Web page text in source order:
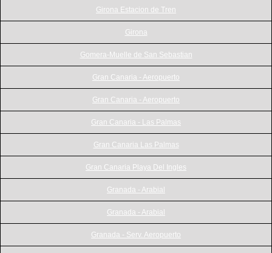
Girona Estacion de Tren
Girona
Gomera-Muelle de San Sebastian
Gran Canaria - Aeropuerto
Gran Canaria - Aeropuerto
Gran Canaria - Las Palmas
Gran Canaria Las Palmas
Gran Canaria Playa Del Ingles
Granada - Arabial
Granada - Arabial
Granada - Serv. Aeropuerto